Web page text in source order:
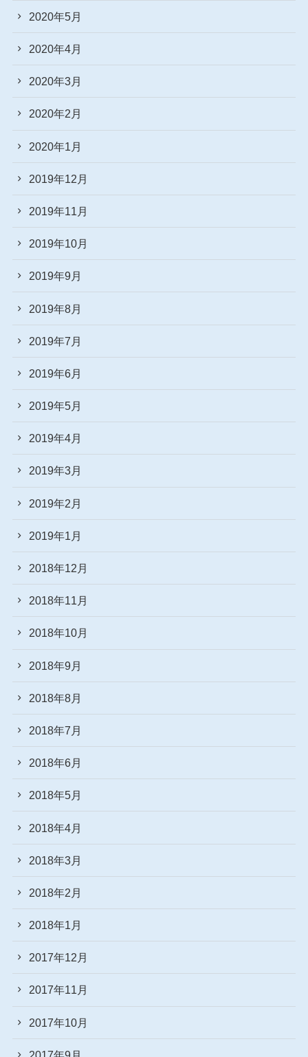
2020年5月
2020年4月
2020年3月
2020年2月
2020年1月
2019年12月
2019年11月
2019年10月
2019年9月
2019年8月
2019年7月
2019年6月
2019年5月
2019年4月
2019年3月
2019年2月
2019年1月
2018年12月
2018年11月
2018年10月
2018年9月
2018年8月
2018年7月
2018年6月
2018年5月
2018年4月
2018年3月
2018年2月
2018年1月
2017年12月
2017年11月
2017年10月